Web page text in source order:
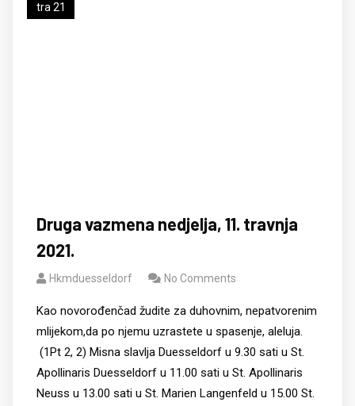
tra 21
Druga vazmena nedjelja, 11. travnja
2021.
Hkmduesseldorf No Comments
Kao novorođenčad žudite za duhovnim, nepatvorenim
mlijekom,da po njemu uzrastete u spasenje, aleluja.
(1Pt 2, 2) Misna slavlja Duesseldorf u 9.30 sati u St.
Apollinaris Duesseldorf u 11.00 sati u St. Apollinaris
Neuss u 13.00 sati u St. Marien Langenfeld u 15.00 St.